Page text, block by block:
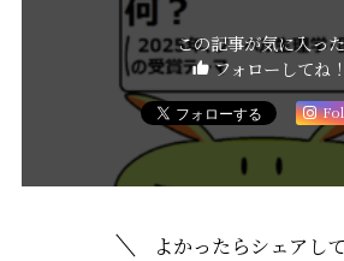
この記事が気に入っ
フォローしてね！
よかったらシェアし